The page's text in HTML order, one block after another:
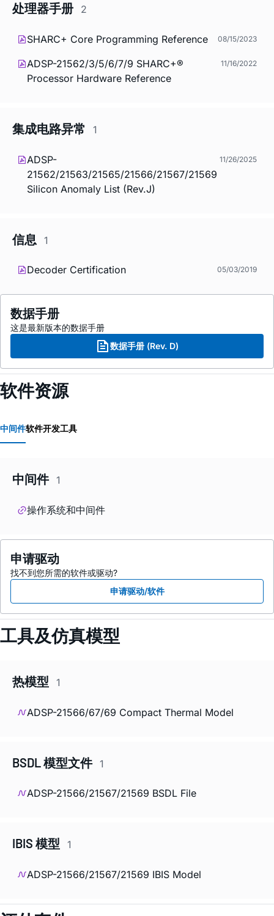
处理器手册 2
SHARC+ Core Programming Reference 08/15/2023
ADSP-21562/3/5/6/7/9 SHARC+®
Processor Hardware Reference
11/16/2022
集成电路异常 1
ADSP-
21562/21563/21565/21566/21567/21569
Silicon Anomaly List (Rev.J)
11/26/2025
信息 1
Decoder Certification 05/03/2019
数据手册
这是最新版本的数据手册
数据手册 (Rev. D)
软件资源
中间件软件开发工具
中间件 1
操作系统和中间件
申请驱动
找不到您所需的软件或驱动?
申请驱动/软件
工具及仿真模型
热模型 1
ADSP-21566/67/69 Compact Thermal Model
BSDL 模型文件 1
ADSP-21566/21567/21569 BSDL File
IBIS 模型 1
ADSP-21566/21567/21569 IBIS Model